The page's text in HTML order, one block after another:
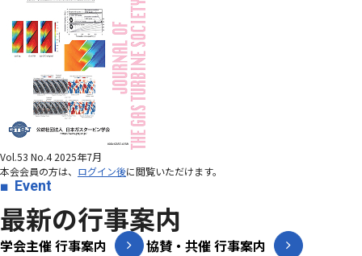
Vol.53 No.4 2025年7月
本会会員の方は、 ログイン後に閲覧いただけます。
Event
最新の行事案内
学会主催 行事案内 協賛・共催 行事案内